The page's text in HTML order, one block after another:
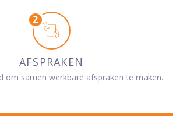
AFSPRAKEN
om samen werkbare afspraken te maken.